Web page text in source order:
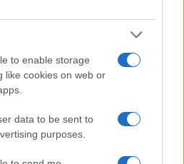
to enable storage
like cookies on web or
data to be sent to
purposes.
le nostre ultime news
News